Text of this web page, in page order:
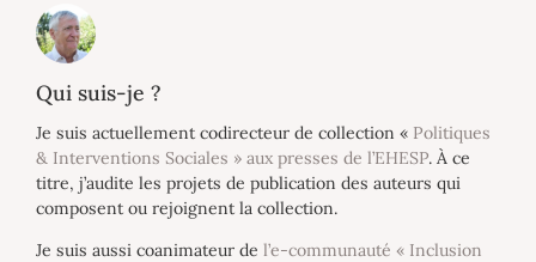
Qui suis-je ?
Je suis actuellement codirecteur de collection « Politiques
& Interventions Sociales » aux presses de l’EHESP. À ce
titre, j’audite les projets de publication des auteurs qui
composent ou rejoignent la collection.
Je suis aussi coanimateur de l’e-communauté « Inclusion